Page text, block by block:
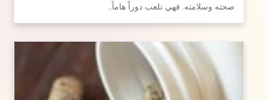
صحته وسلامته. فهي تلعب دوراً هاماً…